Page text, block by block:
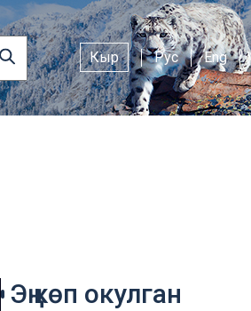
Кыр Рус Eng
Эң көп окулган